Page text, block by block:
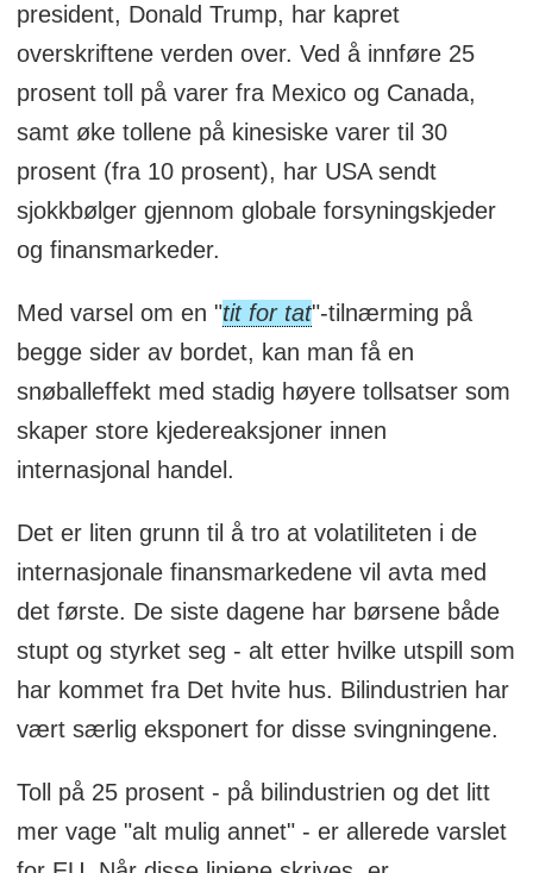
Oppsummeringen er generert av Labrador
AI, men gjennomlest av en journalist.
president, Donald Trump, har kapret
overskriftene verden over. Ved å innføre 25
prosent toll på varer fra Mexico og Canada,
samt øke tollene på kinesiske varer til 30
prosent (fra 10 prosent), har USA sendt
sjokkbølger gjennom globale forsyningskjeder
og finansmarkeder.
Med varsel om en "tit for tat"-tilnærming på
begge sider av bordet, kan man få en
snøballeffekt med stadig høyere tollsatser som
skaper store kjedereaksjoner innen
internasjonal handel.
Det er liten grunn til å tro at volatiliteten i de
internasjonale finansmarkedene vil avta med
det første. De siste dagene har børsene både
stupt og styrket seg - alt etter hvilke utspill som
har kommet fra Det hvite hus. Bilindustrien har
vært særlig eksponert for disse svingningene.
Toll på 25 prosent - på bilindustrien og det litt
mer vage "alt mulig annet" - er allerede varslet